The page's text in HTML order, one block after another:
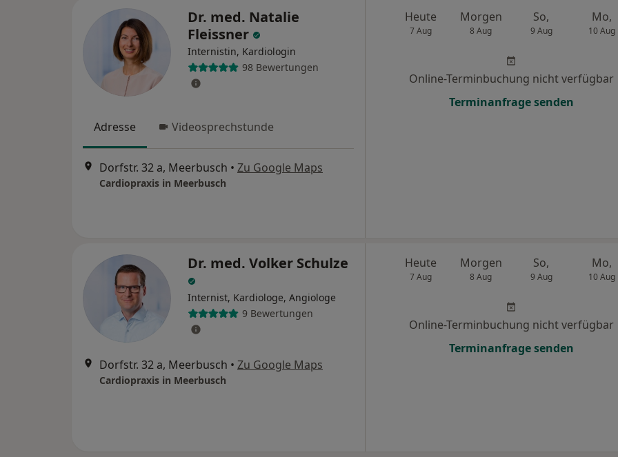
Dr. med. Natalie
Fleissner
Internistin, Kardiologin
98 Bewertungen
Adresse Videosprechstunde
Dorfstr. 32 a, Meerbusch • Zu Google Maps
Cardiopraxis in Meerbusch
Heute
7 Aug
Morgen
8 Aug
So,
9 Aug
Mo,
10 Aug
Online-Terminbuchung nicht verfügbar
Terminanfrage senden
Dr. med. Volker Schulze
Internist, Kardiologe, Angiologe
9 Bewertungen
Dorfstr. 32 a, Meerbusch • Zu Google Maps
Cardiopraxis in Meerbusch
Heute
7 Aug
Morgen
8 Aug
So,
9 Aug
Mo,
10 Aug
Online-Terminbuchung nicht verfügbar
Terminanfrage senden